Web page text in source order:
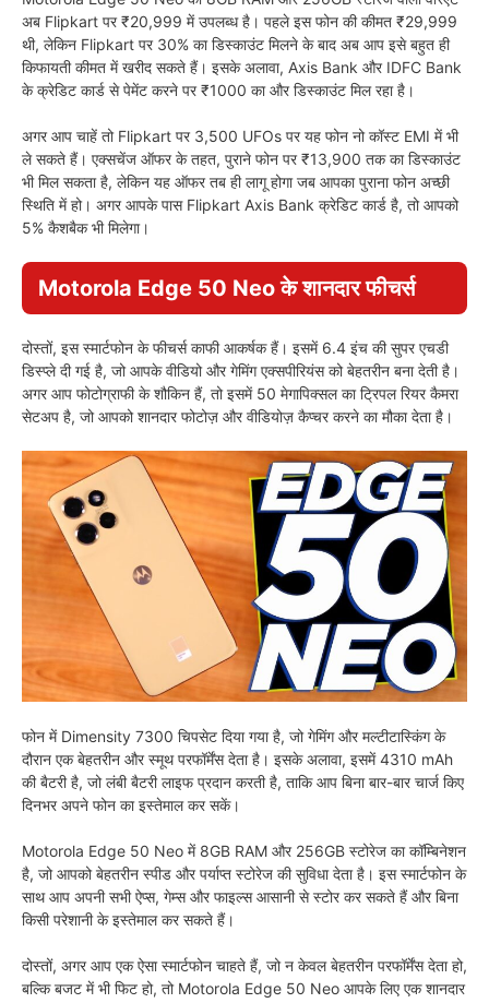
अब Flipkart पर ₹20,999 में उपलब्ध है। पहले इस फोन की कीमत ₹29,999
थी, लेकिन Flipkart पर 30% का डिस्काउंट मिलने के बाद अब आप इसे बहुत ही
किफायती कीमत में खरीद सकते हैं। इसके अलावा, Axis Bank और IDFC Bank
के क्रेडिट कार्ड से पेमेंट करने पर ₹1000 का और डिस्काउंट मिल रहा है।
अगर आप चाहें तो Flipkart पर 3,500 UFOs पर यह फोन नो कॉस्ट EMI में भी
ले सकते हैं। एक्सचेंज ऑफर के तहत, पुराने फोन पर ₹13,900 तक का डिस्काउंट
भी मिल सकता है, लेकिन यह ऑफर तब ही लागू होगा जब आपका पुराना फोन अच्छी
स्थिति में हो। अगर आपके पास Flipkart Axis Bank क्रेडिट कार्ड है, तो आपको
5% कैशबैक भी मिलेगा।
Motorola Edge 50 Neo के शानदार फीचर्स
दोस्तों, इस स्मार्टफोन के फीचर्स काफी आकर्षक हैं। इसमें 6.4 इंच की सुपर एचडी
डिस्प्ले दी गई है, जो आपके वीडियो और गेमिंग एक्सपीरियंस को बेहतरीन बना देती है।
अगर आप फोटोग्राफी के शौकिन हैं, तो इसमें 50 मेगापिक्सल का ट्रिपल रियर कैमरा
सेटअप है, जो आपको शानदार फोटोज़ और वीडियोज़ कैप्चर करने का मौका देता है।
फोन में Dimensity 7300 चिपसेट दिया गया है, जो गेमिंग और मल्टीटास्किंग के
दौरान एक बेहतरीन और स्मूथ परफॉर्मेंस देता है। इसके अलावा, इसमें 4310 mAh
की बैटरी है, जो लंबी बैटरी लाइफ प्रदान करती है, ताकि आप बिना बार-बार चार्ज किए
दिनभर अपने फोन का इस्तेमाल कर सकें।
Motorola Edge 50 Neo में 8GB RAM और 256GB स्टोरेज का कॉम्बिनेशन
है, जो आपको बेहतरीन स्पीड और पर्याप्त स्टोरेज की सुविधा देता है। इस स्मार्टफोन के
साथ आप अपनी सभी ऐप्स, गेम्स और फाइल्स आसानी से स्टोर कर सकते हैं और बिना
किसी परेशानी के इस्तेमाल कर सकते हैं।
दोस्तों, अगर आप एक ऐसा स्मार्टफोन चाहते हैं, जो न केवल बेहतरीन परफॉर्मेंस देता हो,
बल्कि बजट में भी फिट हो, तो Motorola Edge 50 Neo आपके लिए एक शानदार